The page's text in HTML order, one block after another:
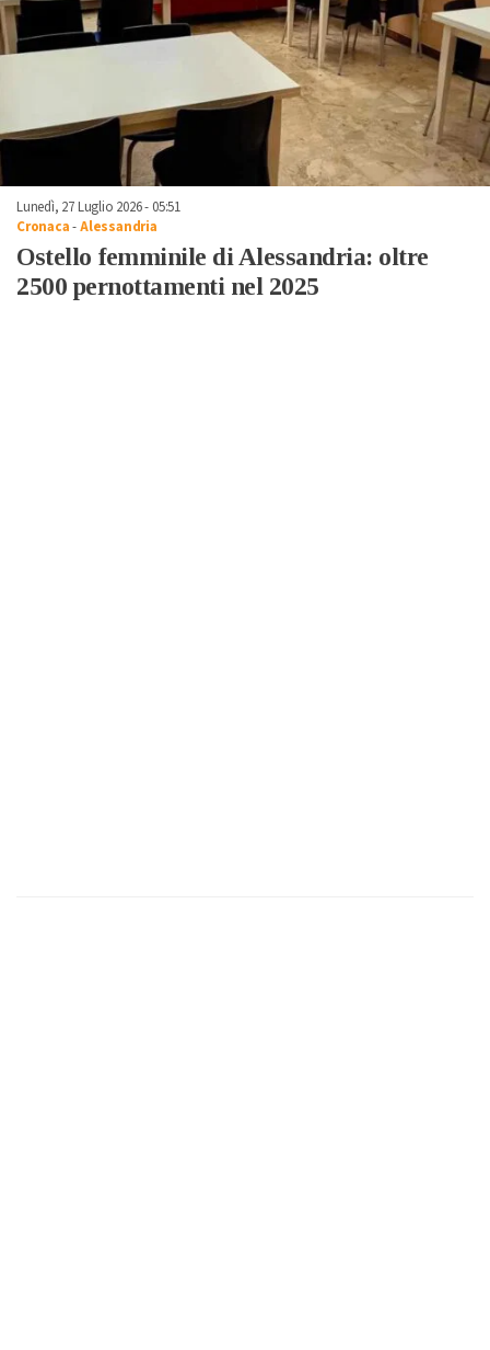
Lunedì, 27 Luglio 2026 - 05:51
Cronaca-Alessandria
Ostello femminile di Alessandria: oltre
2500 pernottamenti nel 2025